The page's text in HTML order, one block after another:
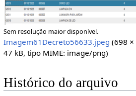
Sem resolução maior disponível.
Imagem61Decreto56633.jpeg (698
47 kB, tipo MIME: image/png)
Histórico do arquivo